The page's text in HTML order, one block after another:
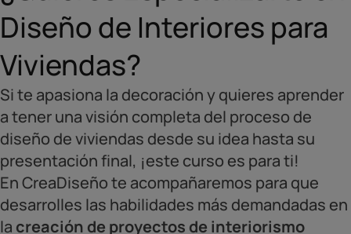
Diseño de Interiores para
Viviendas?
Si te apasiona la decoración y quieres aprender
a tener una visión completa del proceso de
diseño de viviendas desde su idea hasta su
presentación final, ¡este curso es para ti!
En CreaDiseño te acompañaremos para que
desarrolles las habilidades más demandadas en
la creación de proyectos de interiorismo